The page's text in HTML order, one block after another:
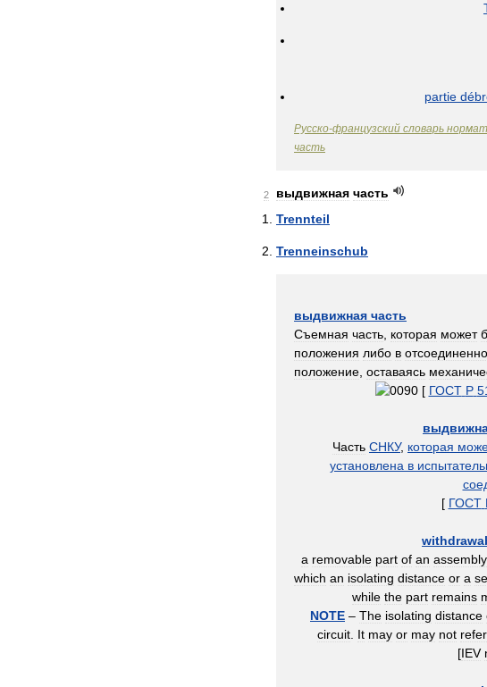
partie
Русско-французский словарь
часть
2 выдвижная часть
Trennteil
Trenneinschub
выдвижная часть
Съемная часть которая может
положения либо в
положение оставаясь
[ ГОСТ Р
Часть СНКУ, которая
установлена в
[ ГОСТ
a removable part of an assembly
which an isolating distance or a
while the part remains
NOTE – The isolating distance
circuit It may or may not refer
[IEV